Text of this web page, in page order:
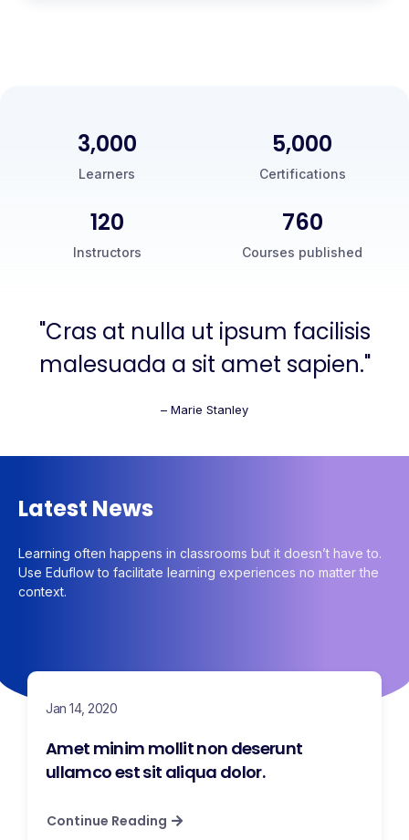
3,000
Learners
5,000
Certifications
120
Instructors
760
Courses published
"Cras at nulla ut ipsum facilisis
malesuada a sit amet sapien."
– Marie Stanley
Latest News
Learning often happens in classrooms but it doesn’t have to.
Use Eduflow to facilitate learning experiences no matter the
context.
Jan 14, 2020
Amet minim mollit non deserunt
ullamco est sit aliqua dolor.
Continue Reading